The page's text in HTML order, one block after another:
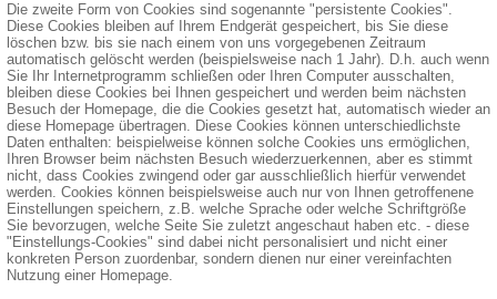
Die zweite Form von Cookies sind sogenannte "persistente Cookies".
Diese Cookies bleiben auf Ihrem Endgerät gespeichert, bis Sie diese
löschen bzw. bis sie nach einem von uns vorgegebenen Zeitraum
automatisch gelöscht werden (beispielsweise nach 1 Jahr). D.h. auch wenn
Sie Ihr Internetprogramm schließen oder Ihren Computer ausschalten,
bleiben diese Cookies bei Ihnen gespeichert und werden beim nächsten
Besuch der Homepage, die die Cookies gesetzt hat, automatisch wieder an
diese Homepage übertragen. Diese Cookies können unterschiedlichste
Daten enthalten: beispielweise können solche Cookies uns ermöglichen,
Ihren Browser beim nächsten Besuch wiederzuerkennen, aber es stimmt
nicht, dass Cookies zwingend oder gar ausschließlich hierfür verwendet
werden. Cookies können beispielsweise auch nur von Ihnen getroffenene
Einstellungen speichern, z.B. welche Sprache oder welche Schriftgröße
Sie bevorzugen, welche Seite Sie zuletzt angeschaut haben etc. - diese
"Einstellungs-Cookies" sind dabei nicht personalisiert und nicht einer
konkreten Person zuordenbar, sondern dienen nur einer vereinfachten
Nutzung einer Homepage.